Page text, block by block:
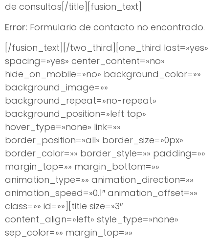
de consultas[/title][fusion_text]
Error: Formulario de contacto no encontrado.
[/fusion_text][/two_third][one_third last=»yes»
spacing=»yes» center_content=»no»
hide_on_mobile=»no» background_color=»»
background_image=»»
background_repeat=»no-repeat»
background_position=»left top»
hover_type=»none» link=»»
border_position=»all» border_size=»0px»
border_color=»» border_style=»» padding=»»
margin_top=»» margin_bottom=»»
animation_type=»» animation_direction=»»
animation_speed=»0.1″ animation_offset=»»
class=»» id=»»][title size=»3″
content_align=»left» style_type=»none»
sep_color=»» margin_top=»»